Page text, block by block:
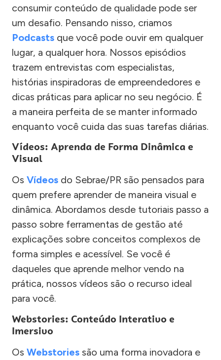
consumir conteúdo de qualidade pode ser
um desafio. Pensando nisso, criamos
Podcasts que você pode ouvir em qualquer
lugar, a qualquer hora. Nossos episódios
trazem entrevistas com especialistas,
histórias inspiradoras de empreendedores e
dicas práticas para aplicar no seu negócio. É
a maneira perfeita de se manter informado
enquanto você cuida das suas tarefas diárias.
Vídeos: Aprenda de Forma Dinâmica e
Visual
Os Vídeos do Sebrae/PR são pensados para
quem prefere aprender de maneira visual e
dinâmica. Abordamos desde tutoriais passo a
passo sobre ferramentas de gestão até
explicações sobre conceitos complexos de
forma simples e acessível. Se você é
daqueles que aprende melhor vendo na
prática, nossos vídeos são o recurso ideal
para você.
Webstories: Conteúdo Interativo e
Imersivo
Os Webstories são uma forma inovadora e